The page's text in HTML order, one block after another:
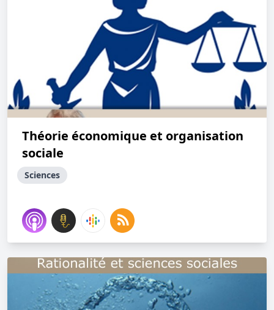
Théorie économique et organisation
sociale
Sciences